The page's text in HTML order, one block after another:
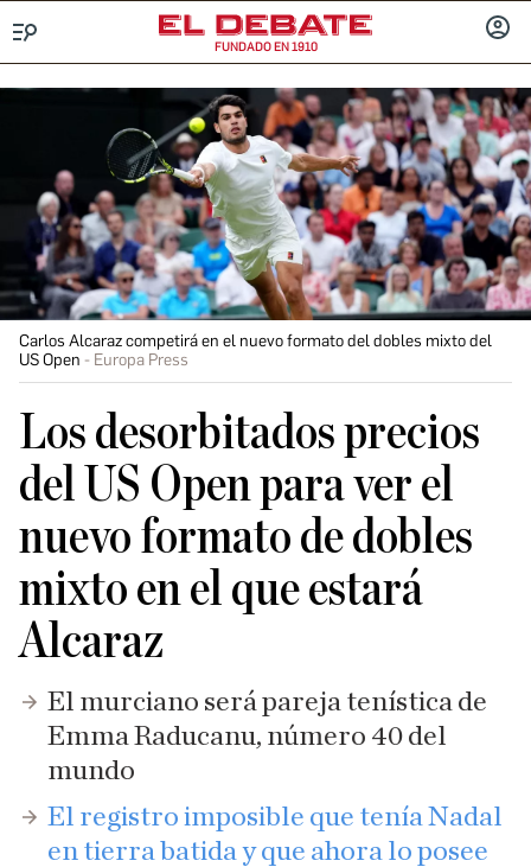
FUNDADO EN 1910
Carlos Alcaraz competirá en el nuevo formato del dobles mixto del
US Open
Europa Press
Los desorbitados precios
del US Open para ver el
nuevo formato de dobles
mixto en el que estará
Alcaraz
El murciano será pareja tenística de
Emma Raducanu, número 40 del
mundo
El registro imposible que tenía Nadal
en tierra batida y que ahora lo posee